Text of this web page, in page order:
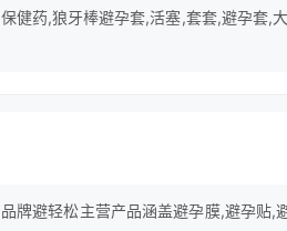
保健药,狼牙棒避孕套,活塞,套套,避孕套,
品牌避轻松主营产品涵盖避孕膜,避孕贴,